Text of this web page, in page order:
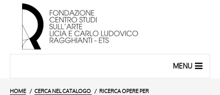
MENU
HOME CERCA NEL CATALOGO RICERCA OPERE PER